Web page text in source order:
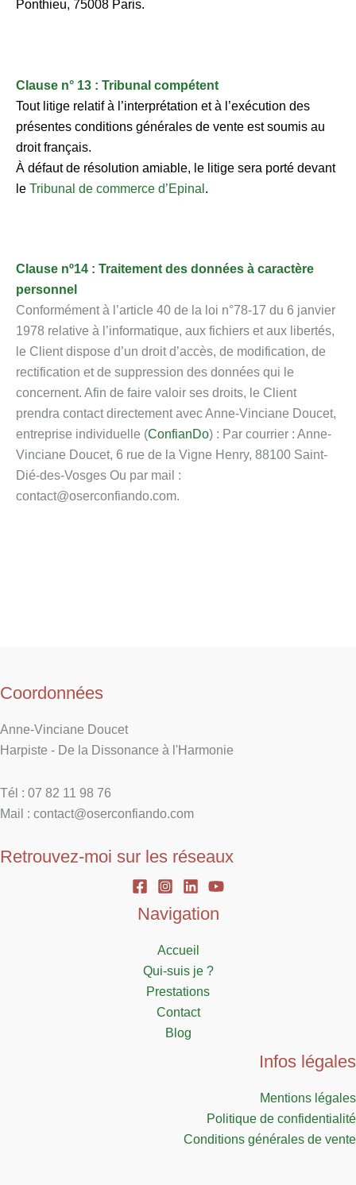
Ponthieu, 75008 Paris.
Clause n° 13 : Tribunal compétent
Tout litige relatif à l’interprétation et à l’exécution des
présentes conditions générales de vente est soumis au
droit français.
À défaut de résolution amiable, le litige sera porté devant
le Tribunal de commerce d’Epinal .
Clause nº14 : Traitement des données à caractère
personnel
Conformément à l’article 40 de la loi n°78-17 du 6 janvier
1978 relative à l’informatique, aux fichiers et aux libertés,
le Client dispose d’un droit d’accès, de modification, de
rectification et de suppression des données qui le
concernent. Afin de faire valoir ses droits, le Client
prendra contact directement avec Anne-Vinciane Doucet,
entreprise individuelle (ConfianDo) : Par courrier : Anne-
Vinciane Doucet, 6 rue de la Vigne Henry, 88100 Saint-
Dié-des-Vosges Ou par mail :
contact@oserconfiando.com.
Coordonnées
Anne-Vinciane Doucet
Harpiste - De la Dissonance à l'Harmonie
Tél : 07 82 11 98 76
Mail : contact@oserconfiando.com
Retrouvez-moi sur les réseaux
Navigation
Accueil
Qui-suis je ?
Prestations
Contact
Blog
Infos légales
Mentions légales
Politique de confidentialité
Conditions générales de vente